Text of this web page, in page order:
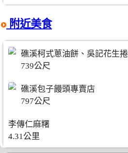
附近美食
礁溪柯式蔥油餅、吳記花生捲
739公尺
礁溪包子饅頭專賣店
797公尺
李傳仁麻糬
4.31公里